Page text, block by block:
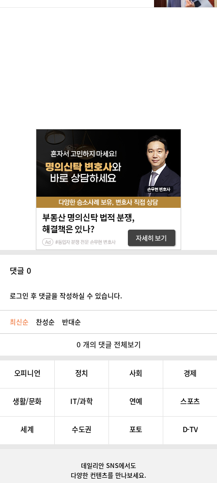
댓글 0
로그인 후 댓글을 작성하실 수 있습니다.
최신순 찬성순 반대순
0 개의 댓글 전체보기
오피니언 정치 사회 경제
생활/문화 IT/과학 연예 스포츠
세계 수도권 포토 D-TV
데일리안 SNS에서도
다양한 컨텐츠를 만나보세요.